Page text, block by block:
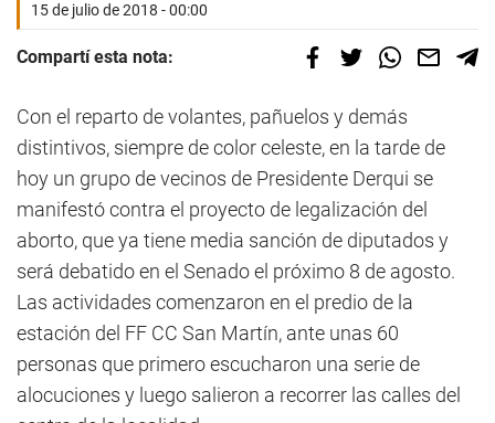
15 de julio de 2018 - 00:00
Compartí esta nota:
Con el reparto de volantes, pañuelos y demás
distintivos, siempre de color celeste, en la tarde de
hoy un grupo de vecinos de Presidente Derqui se
manifestó contra el proyecto de legalización del
aborto, que ya tiene media sanción de diputados y
será debatido en el Senado el próximo 8 de agosto.
Las actividades comenzaron en el predio de la
estación del FF CC San Martín, ante unas 60
personas que primero escucharon una serie de
alocuciones y luego salieron a recorrer las calles del